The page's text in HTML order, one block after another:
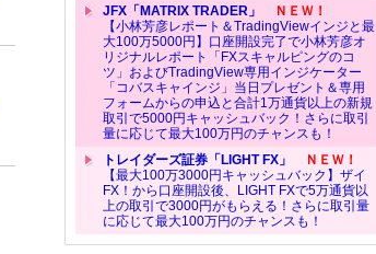
JFX「MATRIX TRADER」
ＮＥＷ！
【小林芳彦レポート＆TradingViewインジと最
大100万5000円】口座開設完了で小林芳彦オ
リジナルレポート「FXスキャルピングのコ
ツ」およびTradingView専用インジケーター
「コバスキャインジ」当日プレゼント＆専用
フォームからの申込と合計1万通貨以上の新規
取引で5000円キャッシュバック！さらに取引
量に応じて最大100万円のチャンスも！
トレイダーズ証券「LIGHT FX」
ＮＥＷ！
【最大100万3000円キャッシュバック】ザイ
FX！から口座開設後、LIGHT FXで5万通貨以
上の取引で3000円がもらえる！さらに取引量
に応じて最大100万円のチャンスも！